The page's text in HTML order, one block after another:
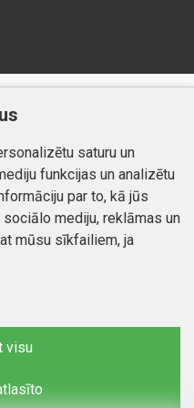
Piegāde un apmaksa
Atteikuma tiesības
Privātuma politika
Kontakti
Visas tiesības
saturu un
funkcijas un analizētu
par to, kā jūs
mediju, reklāmas un
mūsu sīkfailiem, ja
visu